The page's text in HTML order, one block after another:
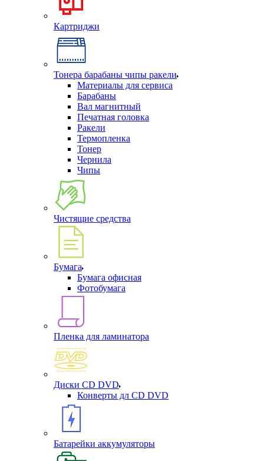
Картриджи
Тонера барабаны чипы ракели
Материалы для сервиса
Барабаны
Вал магнитный
Печатная головка
Ракели
Термопленка
Тонер
Чернила
Чипы
Чистящие средства
Бумага
Бумага офисная
Фотобумага
Пленка для ламинатора
Диски CD DVD
Конверты дл CD DVD
Батарейки аккумуляторы